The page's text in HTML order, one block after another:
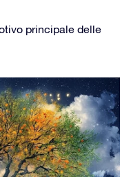
principale delle